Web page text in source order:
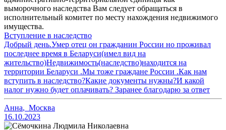
выморочного наследства Вам следует обращаться в
исполнительный комитет по месту нахождения недвижимого
имущества.
Вступление в наследство
Добрый день.Умер отец он гражданин России но проживал
последнее время в Беларуси(имел вид на
жительство)Недвижимость(наследство)находится на
территории Беларуси .Мы тоже граждане России .Как нам
вступить в наследство?Какие документы нужны?И какой
налог нужно будет оплачивать? Заранее благодарю за ответ
Анна, Москва
16.10.2023